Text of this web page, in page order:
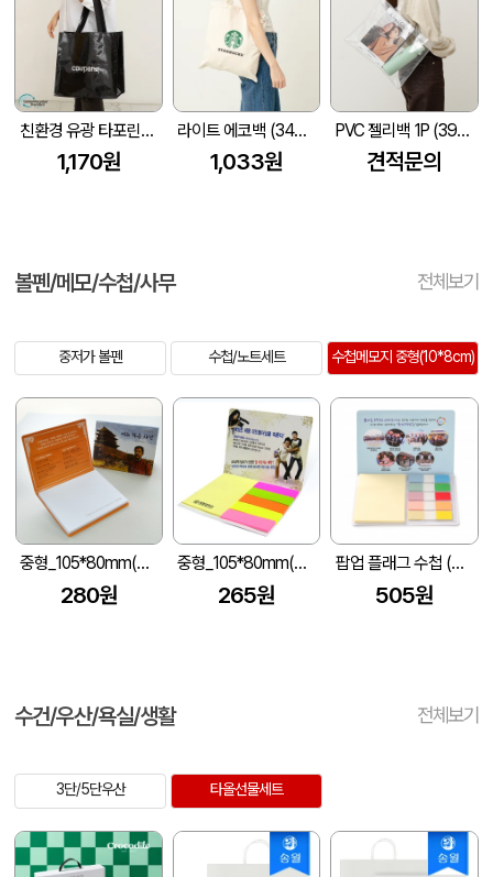
친환경 유광 타포린백 대형(2색) (400x250x400mm)
1,170원
라이트 에코백 (340x370mm)
1,033원
PVC 젤리백 1P (390x300mm)
견적문의
볼펜/메모/수첩/사무 전체보기
중저가 볼펜 수첩/노트세트 수첩메모지 중형(10*8cm)
중형_105*80mm(20매)
280원
중형_105*80mm(20매)6쪽
265원
팝업 플래그 수첩 (중/105*80mm)
505원
수건/우산/욕실/생활 전체보기
3단/5단우산 타올선물세트